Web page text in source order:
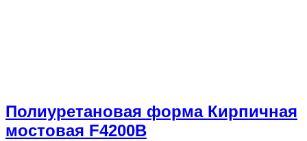
Полиуретановая форма Кирпичная
мостовая F4200B